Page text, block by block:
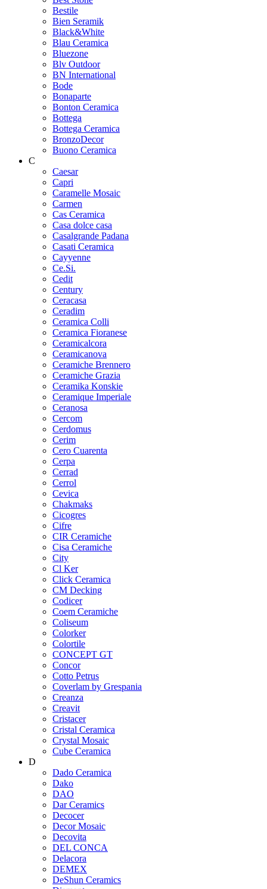
Bestile
Bien Seramik
Black&White
Blau Ceramica
Bluezone
Blv Outdoor
BN International
Bode
Bonaparte
Bonton Ceramica
Bottega
Bottega Ceramica
BronzoDecor
Buono Ceramica
C
Caesar
Capri
Caramelle Mosaic
Carmen
Cas Ceramica
Casa dolce casa
Casalgrande Padana
Casati Ceramica
Cayyenne
Ce.Si.
Cedit
Century
Ceracasa
Ceradim
Ceramica Colli
Ceramica Fioranese
Ceramicalcora
Ceramicanova
Ceramiche Brennero
Ceramiche Grazia
Ceramika Konskie
Ceramique Imperiale
Ceranosa
Cercom
Cerdomus
Cerim
Cero Cuarenta
Cerpa
Cerrad
Cerrol
Cevica
Chakmaks
Cicogres
Cifre
CIR Ceramiche
Cisa Ceramiche
City
Cl Ker
Click Ceramica
CM Decking
Codicer
Coem Ceramiche
Coliseum
Colorker
Colortile
CONCEPT GT
Concor
Cotto Petrus
Coverlam by Grespania
Creanza
Creavit
Cristacer
Cristal Ceramica
Crystal Mosaic
Cube Ceramica
D
Dado Ceramica
Dako
DAO
Dar Ceramics
Decocer
Decor Mosaic
Decovita
DEL CONCA
Delacora
DEMEX
DeShun Ceramics